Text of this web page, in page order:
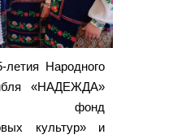
Народного
«НАДЕЖДА»
фонд
культур» и